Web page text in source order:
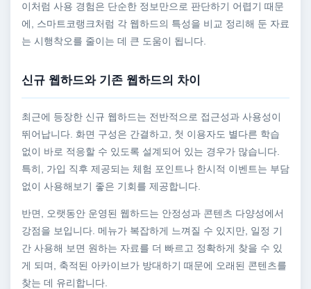
이처럼 사용 경험은 단순한 정보만으로 판단하기 어렵기 때문
에, 스마트코랭크처럼 각 웹하드의 특성을 비교 정리해 둔 자료
는 시행착오를 줄이는 데 큰 도움이 됩니다.
신규 웹하드와 기존 웹하드의 차이
최근에 등장한 신규 웹하드는 전반적으로 접근성과 사용성이
뛰어납니다. 화면 구성은 간결하고, 첫 이용자도 별다른 학습
없이 바로 적응할 수 있도록 설계되어 있는 경우가 많습니다.
특히, 가입 직후 제공되는 체험 포인트나 한시적 이벤트는 부담
없이 사용해보기 좋은 기회를 제공합니다.
반면, 오랫동안 운영된 웹하드는 안정성과 콘텐츠 다양성에서
강점을 보입니다. 메뉴가 복잡하게 느껴질 수 있지만, 일정 기
간 사용해 보면 원하는 자료를 더 빠르고 정확하게 찾을 수 있
게 되며, 축적된 아카이브가 방대하기 때문에 오래된 콘텐츠를
찾는 데 유리합니다.